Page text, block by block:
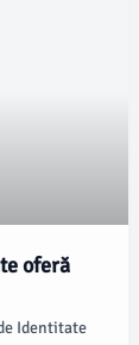
oferă
Identitate